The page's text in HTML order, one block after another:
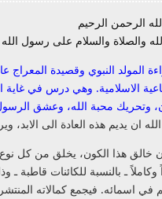
الرحمن الرحيم
والصلاة والسلام على رسول
المولد النبوي وقصيدة
الاسلامية. وهي درس في غاية
وتحريك محبة الله، وعشق
ان يديم هذه العادة الى
خالق هذا الكون، يخلق من كل
وكاملاً ـ بالنسبة للكائنات
في اسمائه. فيجمع كمالاته